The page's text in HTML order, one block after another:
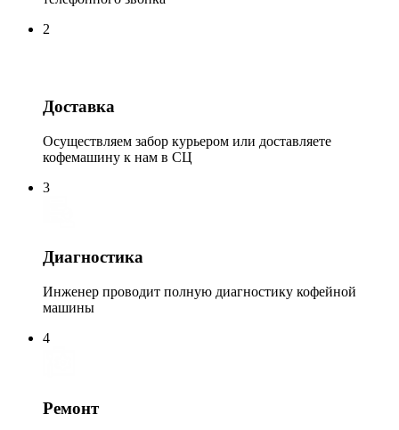
2
Доставка
Осуществляем забор курьером или доставляете
кофемашину к нам в СЦ
3
Диагностика
Инженер проводит полную диагностику кофейной
машины
4
Ремонт